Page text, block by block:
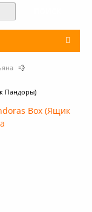
💨
Пандоры)